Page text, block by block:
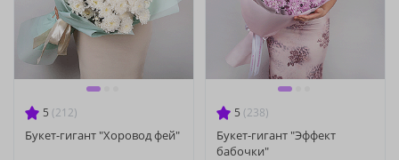
5 (212)
Букет-гигант "Хоровод фей"
5 (238)
Букет-гигант "Эффект
бабочки"